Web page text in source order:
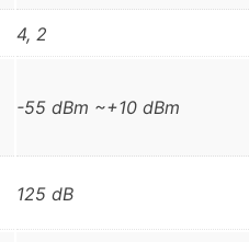
4, 2
-55 dBm ~+10 dBm
125 dB